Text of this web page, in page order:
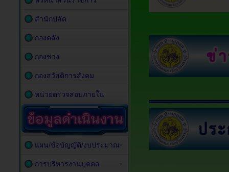
สำนักปลัด
กองคลัง
กองช่าง
กองสวัสดิการสังคม
หน่วยตรวจสอบภายใน
แผน/ข้อบัญญัติ/งบประมาณ
การบริหารงานบุคคล